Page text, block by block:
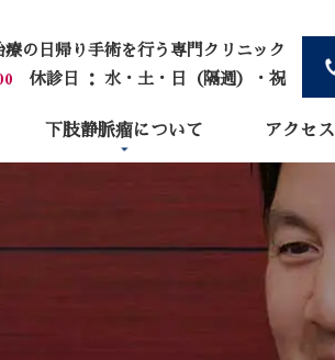
の日帰り手術を行う専門クリニック
休診日 ： 水・土・日（隔週）・祝
下肢静脈瘤について アクセス